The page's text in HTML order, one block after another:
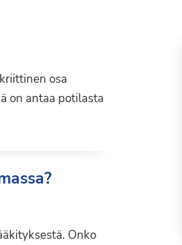
osa
on antaa potilasta
Onko